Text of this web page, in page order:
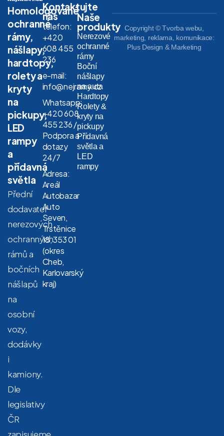
Homologované
ochranné
rámy,
nášlapy,
hardtopy,
rolety a
kryty
na
pickupy,
LED
rampy
a
přídavná
světla
Přední
dodavatel
nerezových
ochranných
rámů a
bočních
nášlapů
na
osobní
vozy,
dodávky
i
kamiony.
Dle
legislativy
ČR
Kontaktujte
nás
telefon:
+420
608 455
236
e-mail:
info@nejramy.cz
Whatsapp:
+420 608
455 236 /
Podpora a
dotazy
24/7
Adresa:
Areál
Autobazar
Auto
Seven,
Trstěnice
18, 353 01
(okres
Cheb,
Karlovarský
kraj)
Naše
produkty
Nerezové
ochranné
rámy
Boční
nášlapy
na auta
Hardtopy
Rolety &
kryty na
pickupy
Přídavná
světla a
LED
rampy
Copyright © Tvorba webu,
marketing, reklama, komunikace:
Plus Design & Marketing